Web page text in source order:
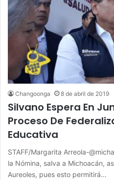
Changoonga 8 de abril de 2019
Silvano Espera En
Proceso De
Educativa
STAFF/Margarita Arreola-
la Nómina, salva a Michoacán,
Aureoles, pues esto permitirá…